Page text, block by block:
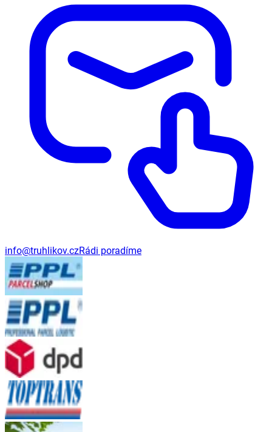
info@truhlikov.czRádi poradíme